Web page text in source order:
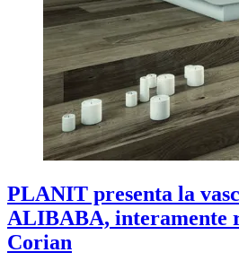
PLANIT presenta la
ALIBABA, interamente
Corian